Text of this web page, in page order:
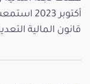
أكتوبر
قانون المالية التعديلي لسنة